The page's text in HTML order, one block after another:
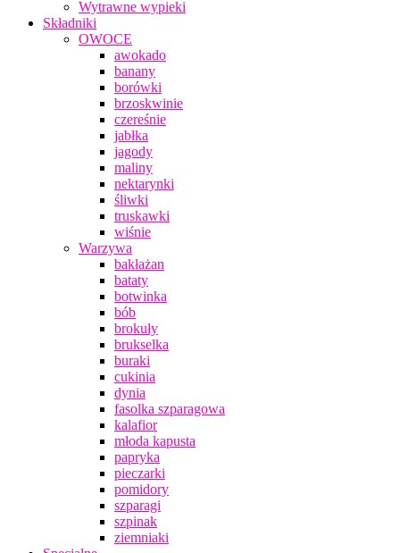
Wytrawne wypieki
Składniki
OWOCE
awokado
banany
borówki
brzoskwinie
czereśnie
jabłka
jagody
maliny
nektarynki
śliwki
truskawki
wiśnie
Warzywa
bakłażan
bataty
botwinka
bób
brokuły
brukselka
buraki
cukinia
dynia
fasolka szparagowa
kalafior
młoda kapusta
papryka
pieczarki
pomidory
szparagi
szpinak
ziemniaki